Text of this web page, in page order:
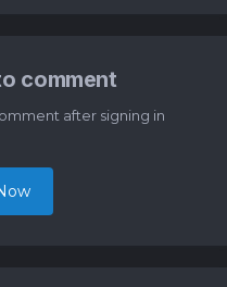
comment
after signing in